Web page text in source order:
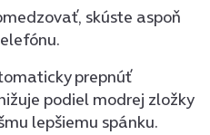
skúste aspoň
prepnúť
podiel modrej zložky
lepšiemu spánku.